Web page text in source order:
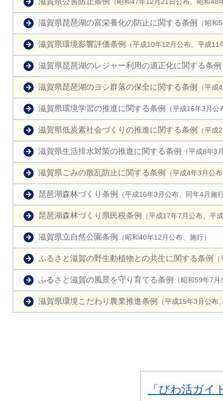
（昭和47年12月21日公布、昭和48
滋賀県琵琶湖の富栄養化の防止に関する条例 （昭
滋賀県環境影響評価条例 （平成10年12月公布、平成11
滋賀県琵琶湖のレジャー利用の適正化に関する条例
滋賀県琵琶湖のヨシ群落の保全に関する条例 （平
滋賀県環境学習の推進に関する条例 （平成16年3月
滋賀県低炭素社会づくりの推進に関する条例 （平
滋賀県生活排水対策の推進に関する条例 （平成8年3
滋賀県ごみの散乱防止に関する条例 （平成4年3月公
琵琶湖森林づくり条例 （平成16年3月公布、同年4月施
琵琶湖森林づくり県民税条例 （平成17年7月公布、平
滋賀県立自然公園条例 （昭和40年12月公布、施行）
ふるさと滋賀の野生動植物との共生に関する条例
ふるさと滋賀の風景を守り育てる条例 （昭和59年7
滋賀県環境こだわり農業推進条例 （平成15年3月公布
「びわ活ガ